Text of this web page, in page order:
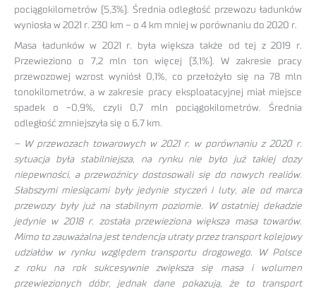
pociągokilometrów (5,3%). Średnia odległość przewozu ładunków
wyniosła w 2021 r. 230 km – o 4 km mniej w porównaniu do 2020 r.
Masa ładunków w 2021 r. była większa także od tej z 2019 r.
Przewieziono o 7,2 mln ton więcej (3,1%). W zakresie pracy
przewozowej wzrost wyniósł 0,1%, co przełożyło się na 78 mln
tonokilometrów, a w zakresie pracy eksploatacyjnej miał miejsce
spadek o -0,9%, czyli 0,7 mln pociągokilometrów. Średnia
odległość zmniejszyła się o 6,7 km.
– W przewozach towarowych w 2021 r. w porównaniu z 2020 r.
sytuacja była stabilniejsza, na rynku nie było już takiej dozy
niepewności, a przewoźnicy dostosowali się do nowych realiów.
Słabszymi miesiącami były jedynie styczeń i luty, ale od marca
przewozy były już na stabilnym poziomie. W ostatniej dekadzie
jedynie w 2018 r. została przewieziona większa masa towarów.
Mimo to zauważalna jest tendencja utraty przez transport kolejowy
udziałów w rynku względem transportu drogowego. W Polsce
z roku na rok sukcesywnie zwiększa się masa i wolumen
przewiezionych dóbr, jednak dane pokazują, że to transport